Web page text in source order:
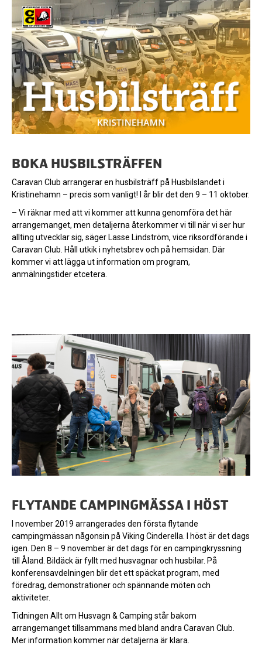
BOKA HUSBILSTRÄFFEN
Caravan Club arrangerar en husbilsträff på Husbilslandet i
Kristinehamn – precis som vanligt! I år blir det den 9 – 11 oktober.
– Vi räknar med att vi kommer att kunna genomföra det här
arrangemanget, men detaljerna återkommer vi till när vi ser hur
allting utvecklar sig, säger Lasse Lindström, vice riksordförande i
Caravan Club. Håll utkik i nyhetsbrev och på hemsidan. Där
kommer vi att lägga ut information om program,
anmälningstider etcetera.
FLYTANDE CAMPINGMÄSSA I HÖST
I november 2019 arrangerades den första flytande
campingmässan någonsin på Viking Cinderella. I höst är det dags
igen. Den 8 – 9 november är det dags för en campingkryssning
till Åland. Bildäck är fyllt med husvagnar och husbilar. På
konferensavdelningen blir det ett späckat program, med
föredrag, demonstrationer och spännande möten och
aktiviteter.
Tidningen Allt om Husvagn & Camping står bakom
arrangemanget tillsammans med bland andra Caravan Club.
Mer information kommer när detaljerna är klara.